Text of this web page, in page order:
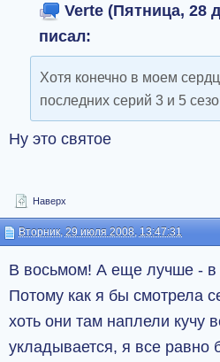
Verte (Пятница, 28
писал:
Хотя конечно в моем
последних серий 3 и 5
Ну это святое
Наверх
Вторник, 29 июля 2008, 13:47:31
В восьмом! А еще лучше -
Потому как я бы смотрела
хоть они там наплели кучу
укладывается, я все равно